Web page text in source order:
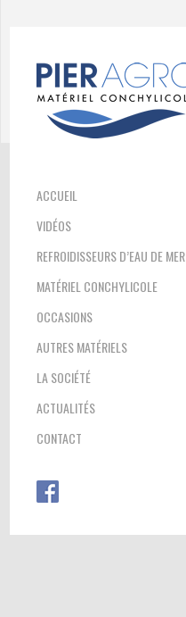
ACCUEIL
VIDÉOS
REFROIDISSEURS D’EAU DE MER
MATÉRIEL CONCHYLICOLE
OCCASIONS
AUTRES MATÉRIELS
LA SOCIÉTÉ
ACTUALITÉS
CONTACT